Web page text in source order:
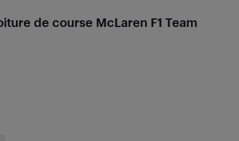
de course McLaren F1 Team